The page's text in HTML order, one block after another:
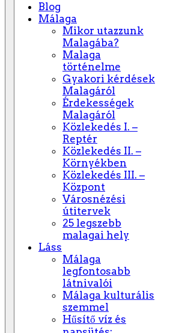
Blog
Málaga
Mikor utazzunk
Malagába?
Malaga
történelme
Gyakori kérdések
Malagáról
Érdekességek
Malagáról
Közlekedés I. –
Reptér
Közlekedés II. –
Környékben
Közlekedés III. –
Központ
Városnézési
útitervek
25 legszebb
malagai hely
Láss
Málaga
legfontosabb
látnivalói
Málaga kulturális
szemmel
Hűsítő víz és